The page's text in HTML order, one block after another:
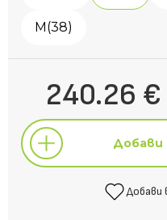
M(38)
240.26 €
Добави
Добави